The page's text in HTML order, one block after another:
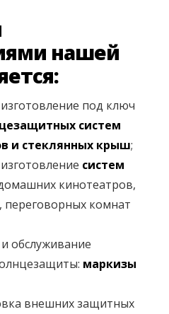
нашей
под ключ
систем
и стеклянных крыш;
систем
кинотеатров,
переговорных комнат
обслуживание
маркизы
внешних защитных